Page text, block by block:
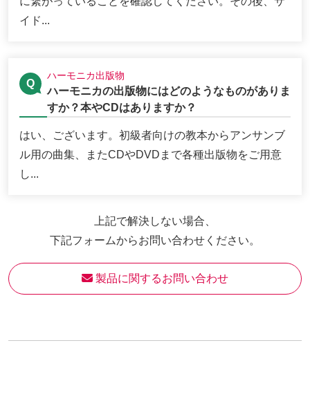
イド...
ハーモニカ出版物
ハーモニカの出版物にはどのようなものがありま
すか？本やCDはありますか？
はい、ございます。初級者向けの教本からアンサンブ
ル用の曲集、またCDやDVDまで各種出版物をご用意
し...
上記で解決しない場合、
下記フォームからお問い合わせください。
製品に関するお問い合わせ